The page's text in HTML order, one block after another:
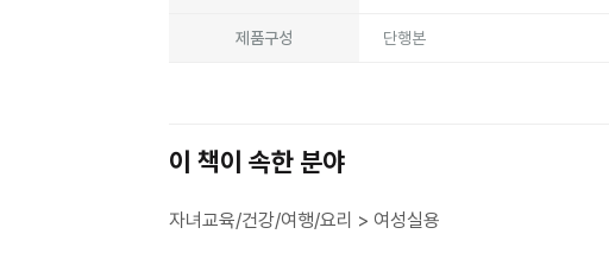
제품구성 단행본
이 책이 속한 분야
자녀교육/건강/여행/요리 > 여성실용